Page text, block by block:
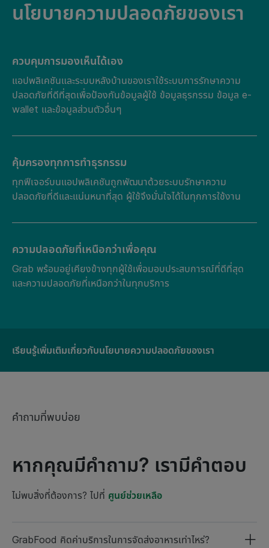
นโยบายความปลอดภัยของเรา
ควบคุมการมองเห็นได้เอง
แอปพลิเคชันและระบบหลังบ้านของเราใช้ระบบการรักษาความ
ปลอดภัยที่ดีที่สุดเพื่อป้องกันข้อมูลผู้ใช้ ข้อมูลธุรกรรม ข้อมูล e-
wallet และข้อมูลส่วนตัวอื่นๆ
คุ้มครองทุกการทำธุรกรรม
ทุกฟีเจอร์บนแอปพลิเคชันถูกพัฒนาด้วยระบบรักษาความ
ปลอดภัยที่ดีและแน่นหนาที่สุด ผู้ใช้จึงมั่นใจได้ในทุกการใช้งาน
ความปลอดภัยที่เหนือกว่าเพื่อคุณ
Grab พร้อมอยู่เคียงข้างทุกผู้ใช้เพื่อมอบประสบการณ์ที่ดีที่สุด
และความปลอดภัยที่เหนือกว่าในทุกบริการ
เรียนรู้เพิ่มเติมเกี่ยวกับนโยบายความปลอดภัยของเรา
คำถามที่พบบ่อย
หากคุณมีคำถาม? เรามีคำตอบ
ไม่พบสิ่งที่ต้องการ? ไปที่ ศูนย์ช่วยเหลือ
GrabFood คิดค่าบริการในการจัดส่งอาหารเท่าไหร่?